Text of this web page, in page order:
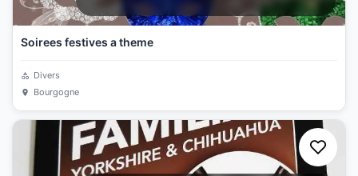
Soirees festives a theme
Divers
Bourgogne